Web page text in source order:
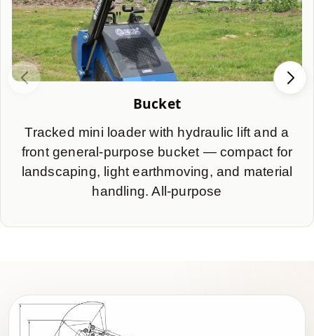
Bucket
Tracked mini loader with hydraulic lift and a
front general-purpose bucket — compact for
landscaping, light earthmoving, and material
handling. All-purpose